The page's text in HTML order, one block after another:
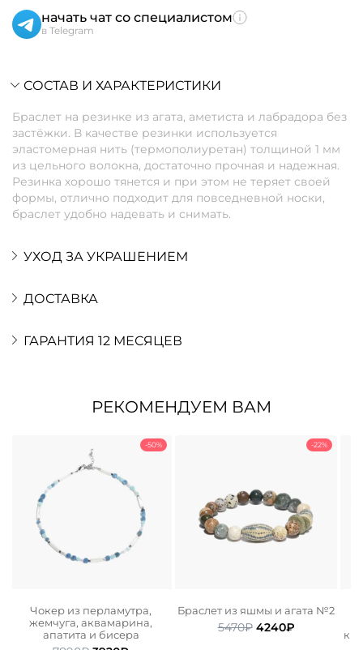
начать чат со специалистом
в Telegram
СОСТАВ И ХАРАКТЕРИСТИКИ
Браслет на резинке из агата, аметиста и лабрадора без
застёжки. В качестве резинки используется
эластомерная нить (термополиуретан) толщиной 1 мм
из цельного волокна, достаточно прочная и надежная.
Резинка хорошо тянется и при этом не теряет своей
формы, отлично подходит для повседневной носки,
браслет удобно надевать и снимать.
УХОД ЗА УКРАШЕНИЕМ
ДОСТАВКА
ГАРАНТИЯ 12 МЕСЯЦЕВ
РЕКОМЕНДУЕМ ВАМ
-50%
Чокер из перламутра,
жемчуга, аквамарина,
апатита и бисера
-22%
Браслет из яшмы и агата №2
5470₽ Первоначальная
4240₽Текущая